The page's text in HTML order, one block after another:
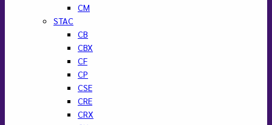
CM
STAC
CB
CBX
CF
CP
CSE
CRE
CRX